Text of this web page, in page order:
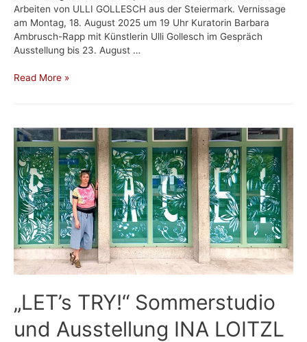
Arbeiten von ULLI GOLLESCH aus der Steiermark. Vernissage
am Montag, 18. August 2025 um 19 Uhr Kuratorin Barbara
Ambrusch-Rapp mit Künstlerin Ulli Gollesch im Gespräch
Ausstellung bis 23. August …
Ulli
des
Weiblichen
Read More »
„LET’s TRY!“ Sommerstudio
und Ausstellung INA LOITZL